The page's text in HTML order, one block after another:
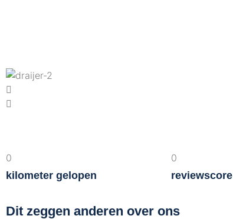
0
kilometer gelopen
0
reviewscore
Dit zeggen anderen over ons